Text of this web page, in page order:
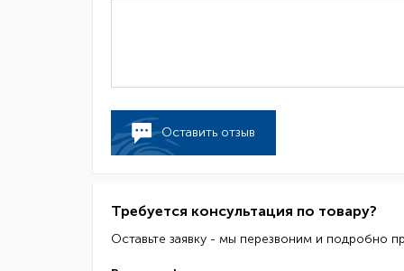
Оставить отзыв
Требуется консультация по товару?
Оставьте заявку - мы перезвоним и подробно